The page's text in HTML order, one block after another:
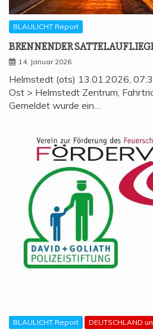
BLAULICHT Report
BREN­NEN­DER
14. Januar 2026
Helmstedt (ots) 13.01.2026,
Ost > Helmstedt Zentrum,
Gemeldet wurde ein…
BLAULICHT Report DEUTSCHLAND